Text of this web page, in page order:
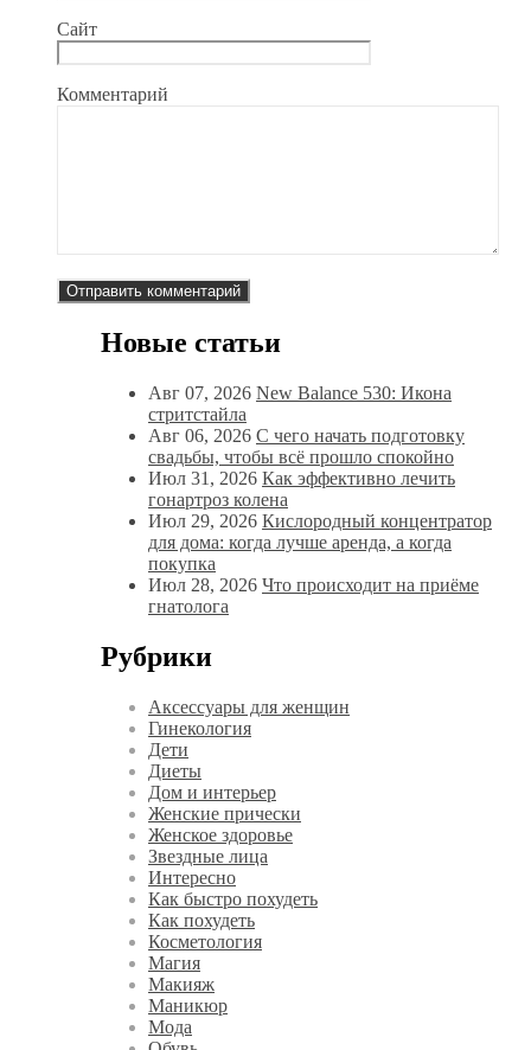
Сайт
Комментарий
Новые статьи
Авг 07, 2026 New Balance 530: Икона
стритстайла
Авг 06, 2026 С чего начать подготовку
свадьбы, чтобы всё прошло спокойно
Июл 31, 2026 Как эффективно лечить
гонартроз колена
Июл 29, 2026 Кислородный концентратор
для дома: когда лучше аренда, а когда
покупка
Июл 28, 2026 Что происходит на приёме
гнатолога
Рубрики
Аксессуары для женщин
Гинекология
Дети
Диеты
Дом и интерьер
Женские прически
Женское здоровье
Звездные лица
Интересно
Как быстро похудеть
Как похудеть
Косметология
Магия
Макияж
Маникюр
Мода